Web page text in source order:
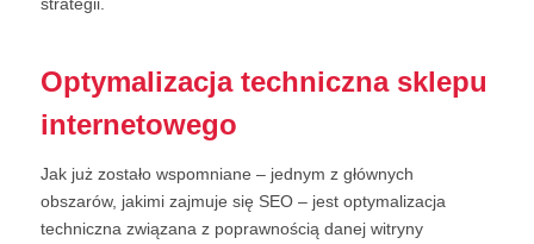
Optymalizacja techniczna sklepu
internetowego
Jak już zostało wspomniane – jednym z głównych
obszarów, jakimi zajmuje się SEO – jest optymalizacja
techniczna związana z poprawnością danej witryny